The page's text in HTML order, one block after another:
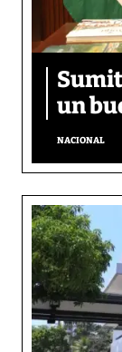
un
NACIONAL